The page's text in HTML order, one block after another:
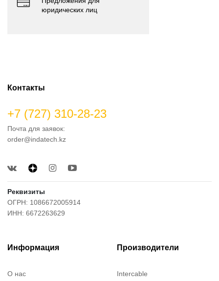
юридических лиц
Контакты
+7 (727) 310-28-23
Почта для заявок:
order@indatech.kz
Реквизиты
ОГРН: 1086672005914
ИНН: 6672263629
Информация
О нас
Производители
Intercable